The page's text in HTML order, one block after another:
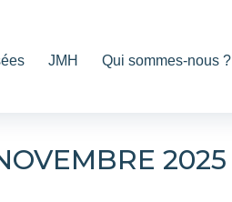
JMH Qui sommes-nous ?
2025